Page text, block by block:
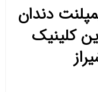
ایمپلنت دندان
کلینیک